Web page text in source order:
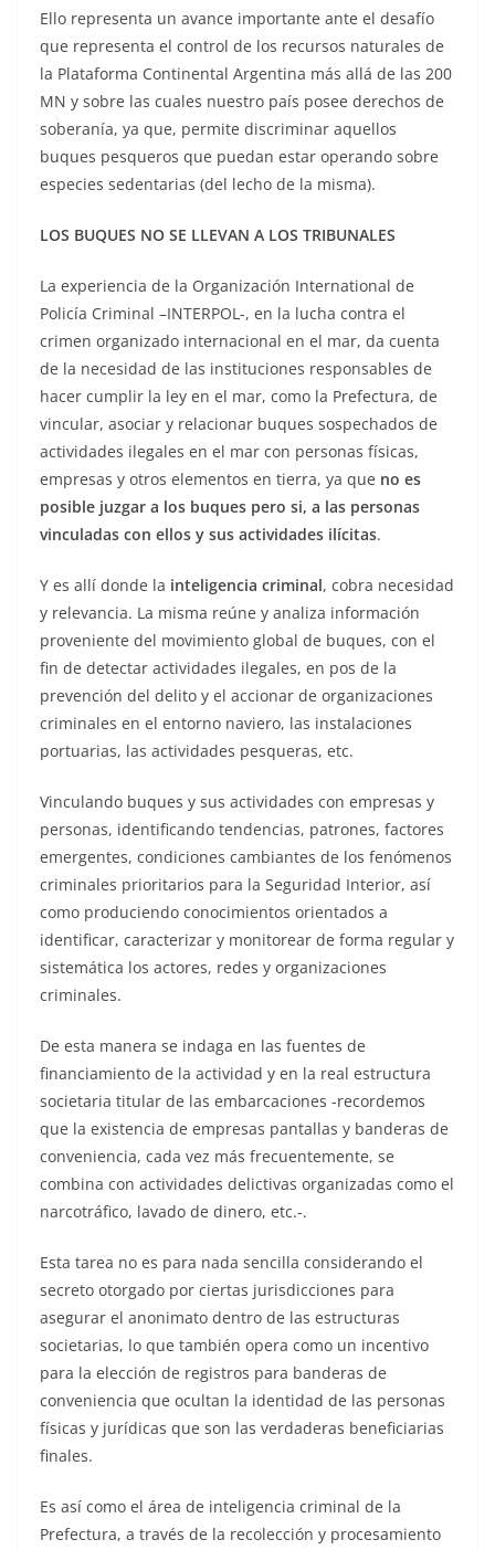
Ello representa un avance importante ante el desafío
que representa el control de los recursos naturales de
la Plataforma Continental Argentina más allá de las 200
MN y sobre las cuales nuestro país posee derechos de
soberanía, ya que, permite discriminar aquellos
buques pesqueros que puedan estar operando sobre
especies sedentarias (del lecho de la misma).
LOS BUQUES NO SE LLEVAN A LOS TRIBUNALES
La experiencia de la Organización International de
Policía Criminal –INTERPOL-, en la lucha contra el
crimen organizado internacional en el mar, da cuenta
de la necesidad de las instituciones responsables de
hacer cumplir la ley en el mar, como la Prefectura, de
vincular, asociar y relacionar buques sospechados de
actividades ilegales en el mar con personas físicas,
empresas y otros elementos en tierra, ya que no es
posible juzgar a los buques pero si, a las personas
vinculadas con ellos y sus actividades ilícitas.
Y es allí donde la inteligencia criminal, cobra necesidad
y relevancia. La misma reúne y analiza información
proveniente del movimiento global de buques, con el
fin de detectar actividades ilegales, en pos de la
prevención del delito y el accionar de organizaciones
criminales en el entorno naviero, las instalaciones
portuarias, las actividades pesqueras, etc.
Vinculando buques y sus actividades con empresas y
personas, identificando tendencias, patrones, factores
emergentes, condiciones cambiantes de los fenómenos
criminales prioritarios para la Seguridad Interior, así
como produciendo conocimientos orientados a
identificar, caracterizar y monitorear de forma regular y
sistemática los actores, redes y organizaciones
criminales.
De esta manera se indaga en las fuentes de
financiamiento de la actividad y en la real estructura
societaria titular de las embarcaciones -recordemos
que la existencia de empresas pantallas y banderas de
conveniencia, cada vez más frecuentemente, se
combina con actividades delictivas organizadas como el
narcotráfico, lavado de dinero, etc.-.
Esta tarea no es para nada sencilla considerando el
secreto otorgado por ciertas jurisdicciones para
asegurar el anonimato dentro de las estructuras
societarias, lo que también opera como un incentivo
para la elección de registros para banderas de
conveniencia que ocultan la identidad de las personas
físicas y jurídicas que son las verdaderas beneficiarias
finales.
Es así como el área de inteligencia criminal de la
Prefectura, a través de la recolección y procesamiento